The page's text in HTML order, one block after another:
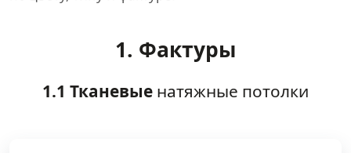
1. Фактуры
1.1 Тканевые натяжные потолки